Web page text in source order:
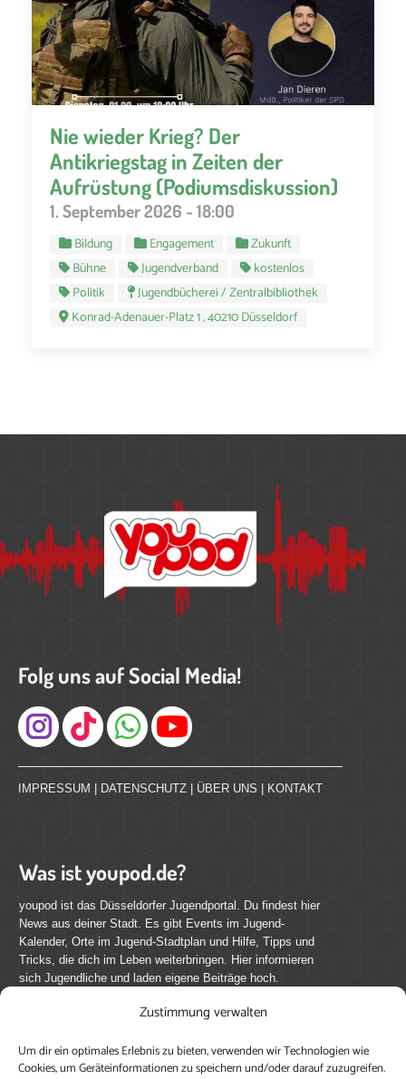
Zustimmung verwalten
Um dir ein optimales Erlebnis zu bieten, verwenden wir Technologien wie
Cookies, um Geräteinformationen zu speichern und/oder darauf zuzugreifen.
Nie wieder Krieg? Der
Antikriegstag in Zeiten der
Aufrüstung (Podiumsdiskussion)
1. September 2026 - 18:00
Bildung Engagement
Zukunft
Bühne
Jugendverband
kostenlos
Politik
Jugendbücherei / Zentralbibliothek
Konrad-Adenauer-Platz 1 , 40210 Düsseldorf
Folg uns auf Social Media!
Instagram
IMPRESSUM | DATENSCHUTZ | ÜBER UNS | KONTAKT
Was ist youpod.de?
youpod ist das Düsseldorfer Jugendportal. Du findest hier
News aus deiner Stadt. Es gibt Events im Jugend-
Kalender, Orte im Jugend-Stadtplan und Hilfe, Tipps und
Tricks, die dich im Leben weiterbringen. Hier informieren
sich Jugendliche und laden eigene Beiträge hoch.
youpod.de lebt von Menschen wie dir. Sammel